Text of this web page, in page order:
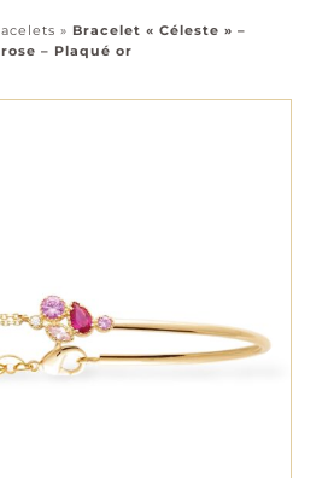
les bijoux
» Bracelet « Céleste » –
– Plaqué or